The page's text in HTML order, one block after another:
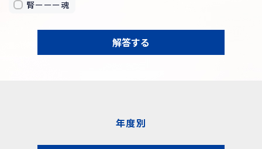
腎ーーー魂
解答する
年度別